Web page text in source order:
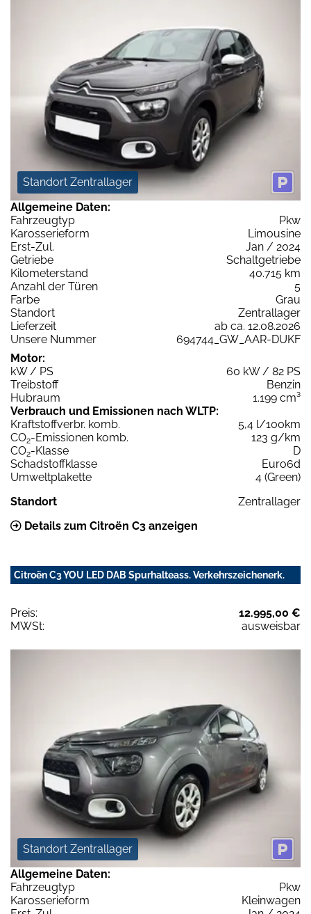
Standort Zentrallager
Allgemeine Daten:
Fahrzeugtyp
Pkw
Karosserieform
Limousine
Erst-Zul.
Jan / 2024
Getriebe
Schaltgetriebe
Kilometerstand
40.715 km
Anzahl der Türen
5
Farbe
Grau
Standort
Zentrallager
Lieferzeit
ab ca. 12.08.2026
Unsere Nummer
694744_GW_AAR-DUKF
Motor:
kW / PS
60 kW / 82 PS
Treibstoff
Benzin
Hubraum
1.199 cm³
Verbrauch und Emissionen nach WLTP:
Kraftstoffverbr. komb.
5,4 l/100km
CO2-Emissionen komb.
123 g/km
CO2-Klasse
D
Schadstoffklasse
Euro6d
Umweltplakette
4 (Green)
Standort
Zentrallager
Details zum Citroën C3 anzeigen
Citroën C3 YOU LED DAB Spurhalteass. Verkehrszeichenerk.
Preis:
12.995,00 €
MWSt:
ausweisbar
Standort Zentrallager
Allgemeine Daten:
Fahrzeugtyp
Pkw
Karosserieform
Kleinwagen